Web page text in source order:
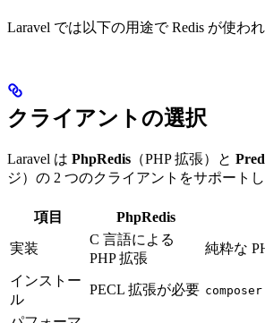
Laravel では以下の用途で Redis が使われ
クライアントの選択
Laravel は PhpRedis （PHP 拡張）と
ジ）の 2 つのクライアントをサポートし
項目 PhpRedis
実装
C 言語による
PHP 拡張
純粋な
インストー
ル
PECL 拡張が必要